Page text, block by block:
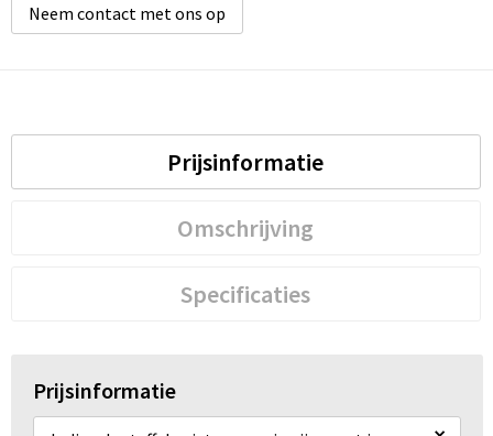
Neem contact met ons op
Prijsinformatie
Omschrijving
Specificaties
Prijsinformatie